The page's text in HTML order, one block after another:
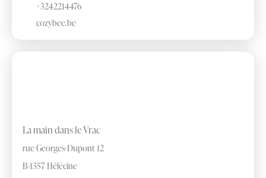
+3242214476
cozybee.be
La main dans le Vrac
rue Georges-Dupont 12
B-1357 Hélécine